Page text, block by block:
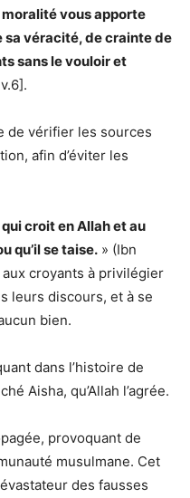
vous apporte
sa véracité, de crainte de
sans le vouloir et
de vérifier les sources
afin d’éviter les
croit en Allah et au
qu’il se taise. » (Ibn
croyants à privilégier
leurs discours, et à se
bien.
dans l’histoire de
Aisha, qu’Allah l’agrée.
provoquant de
musulmane. Cet
des fausses